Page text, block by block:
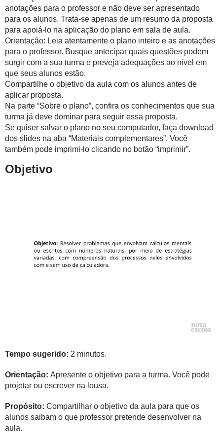
anotações para o professor e não deve ser apresentado
para os alunos. Trata-se apenas de um resumo da proposta
para apoiá-lo na aplicação do plano em sala de aula.
Orientação: Leia atentamente o plano inteiro e as anotações
para o professor. Busque antecipar quais questões podem
surgir com a sua turma e preveja adequações ao nível em
que seus alunos estão.
Compartilhe o objetivo da aula com os alunos antes de
aplicar proposta.
Na parte “Sobre o plano”, confira os conhecimentos que sua
turma já deve dominar para seguir essa proposta.
Se quiser salvar o plano no seu computador, faça download
dos slides na aba “Materiais complementares”. Você
também pode imprimi-lo clicando no botão “imprimir”.
Objetivo
Tempo sugerido: 2 minutos.
Orientação: Apresente o objetivo para a turma. Você pode
projetar ou escrever na lousa.
Propósito: Compartilhar o objetivo da aula para que os
alunos saibam o que professor pretende desenvolver na
aula.